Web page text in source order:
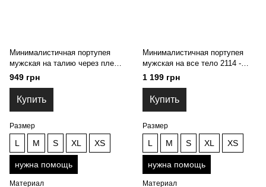
Минималистичная портупея
мужская на талию через плечи
2112 - Эко-Кожа, нужна
помощь
949 грн
Купить
Размер
L M S XL XS
нужна помощь
Материал
Минималистичная портупея
мужская на все тело 2114 -
Эко-Кожа, нужна помощь
1 199 грн
Купить
Размер
L M S XL XS
нужна помощь
Материал